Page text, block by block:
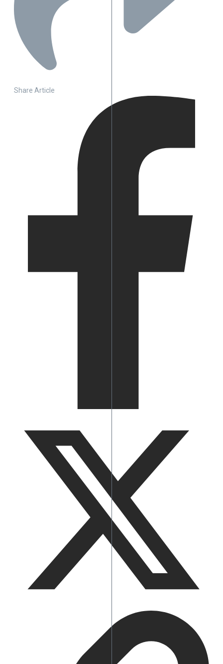
Share Article